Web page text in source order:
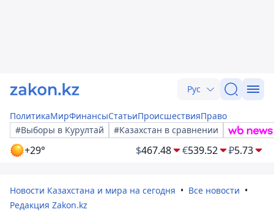
Рус
ПолитикаМирФинансыСтатьиПроисшествияПраво
#Выборы в Курултай
#Казахстан в сравнении
+29° $467.48 €539.52 ₽5.73
Новости Казахстана и мира на сегодня
Все новости
Редакция Zakon.kz